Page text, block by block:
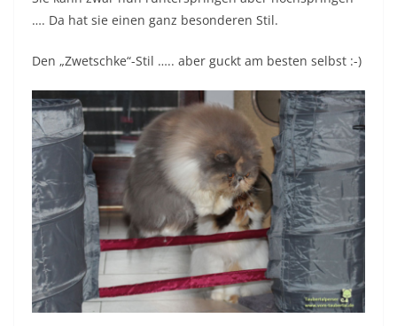
…. Da hat sie einen ganz besonderen Stil.
Den „Zwetschke“-Stil ….. aber guckt am besten selbst :-)